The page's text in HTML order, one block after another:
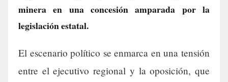
minera en una concesión amparada por la
legislación estatal.
El escenario político se enmarca en una tensión
entre el ejecutivo regional y la oposición, que